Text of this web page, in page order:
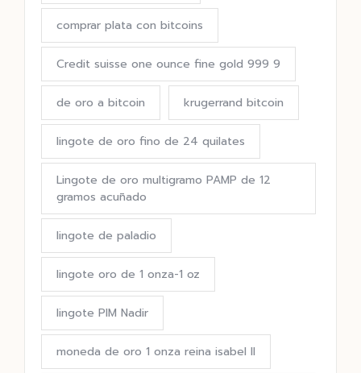
comprar plata con bitcoins
Credit suisse one ounce fine gold 999 9
de oro a bitcoin krugerrand bitcoin
lingote de oro fino de 24 quilates
Lingote de oro multigramo PAMP de 12
gramos acuñado
lingote de paladio
lingote oro de 1 onza-1 oz
lingote PIM Nadir
moneda de oro 1 onza reina isabel II